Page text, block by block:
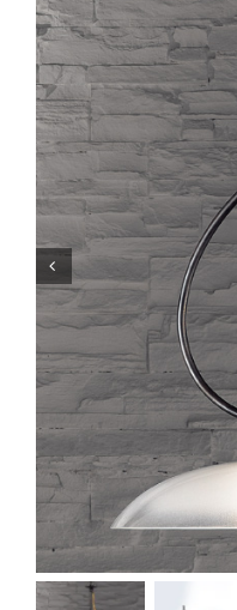
Räume
Außenleuchten
Lichtplanung
Referenzen
Marken
Ratgeber
Sale